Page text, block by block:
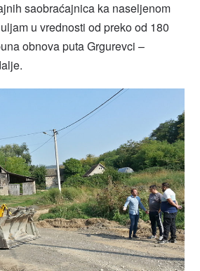
saobraćajnica ka naseljenom
u vrednosti od preko od 180
obnova puta Grgurevci –